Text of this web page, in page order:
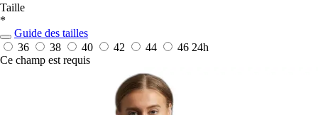
Taille
*
Guide des tailles
36
38 40 42 44 46 24h
Ce champ est requis